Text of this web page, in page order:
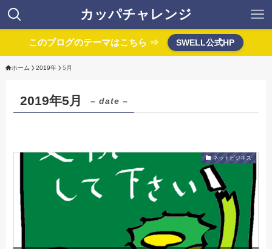
カッパチャレンジ
このブログのテーマはこちら ⇒ SWELL公式HP
ホーム 2019年 5月
2019年5月 – date –
ネットビジネス